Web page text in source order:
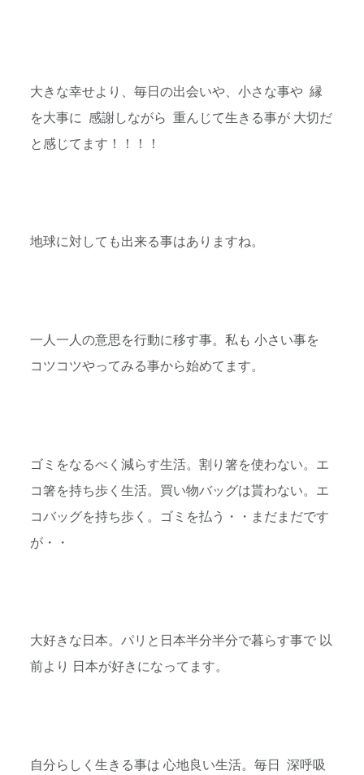
大きな幸せより、毎日の出会いや、小さな事や 縁
を大事に 感謝しながら 重んじて生きる事が 大切だ
と感じてます！！！！
地球に対しても出来る事はありますね。
一人一人の意思を行動に移す事。私も 小さい事を
コツコツやってみる事から始めてます。
ゴミをなるべく減らす生活。割り箸を使わない。エ
コ箸を持ち歩く生活。買い物バッグは貰わない。エ
コバッグを持ち歩く。ゴミを払う・・まだまだです
が・・
大好きな日本。パリと日本半分半分で暮らす事で 以
前より 日本が好きになってます。
自分らしく生きる事は 心地良い生活。毎日 深呼吸